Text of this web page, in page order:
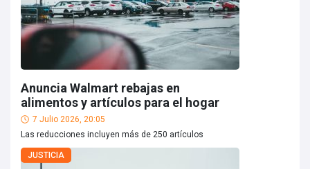
Anuncia Walmart rebajas en
alimentos y artículos para el hogar
7 Julio 2026, 20:05
Las reducciones incluyen más de 250 artículos
JUSTICIA